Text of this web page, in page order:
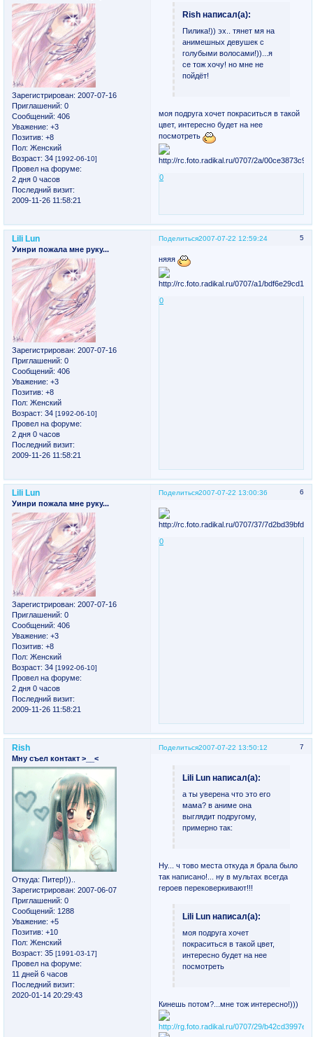
Зарегистрирован: 2007-07-16
Приглашений: 0
Сообщений: 406
Уважение: +3
Позитив: +8
Пол: Женский
Возраст: 34 [1992-06-10]
Провел на форуме:
2 дня 0 часов
Последний визит:
2009-11-26 11:58:21
Rish написал(а):
Пилика!)) эх.. тянет мя на
анимешных девушек с
голубыми волосами!))...я
се тож хочу! но мне не
пойдёт!
моя подруга хочет покраситься в такой
цвет, интересно будет на нее
посмотреть
0
Поделиться 5
2007-07-22 12:59:24
Lili Lun
Уинри пожала мне руку...
Зарегистрирован: 2007-07-16
Приглашений: 0
Сообщений: 406
Уважение: +3
Позитив: +8
Пол: Женский
Возраст: 34 [1992-06-10]
Провел на форуме:
2 дня 0 часов
Последний визит:
2009-11-26 11:58:21
няяя
0
Поделиться 6
2007-07-22 13:00:36
Lili Lun
Уинри пожала мне руку...
Зарегистрирован: 2007-07-16
Приглашений: 0
Сообщений: 406
Уважение: +3
Позитив: +8
Пол: Женский
Возраст: 34 [1992-06-10]
Провел на форуме:
2 дня 0 часов
Последний визит:
2009-11-26 11:58:21
0
Поделиться 7
2007-07-22 13:50:12
Rish
Мну съел контакт >__<
Откуда: Питер!))..
Зарегистрирован: 2007-06-07
Приглашений: 0
Сообщений: 1288
Уважение: +5
Позитив: +10
Пол: Женский
Возраст: 35 [1991-03-17]
Провел на форуме:
11 дней 6 часов
Последний визит:
2020-01-14 20:29:43
Lili Lun написал(а):
а ты уверена что это его
мама? в аниме она
выглядит подругому,
примерно так:
Ну... ч тово места откуда я брала было
так написано!... ну в мультах всегда
героев перековеркивают!!!
Lili Lun написал(а):
моя подруга хочет
покраситься в такой цвет,
интересно будет на нее
посмотреть
Кинешь потом?...мне тож интересно!)))